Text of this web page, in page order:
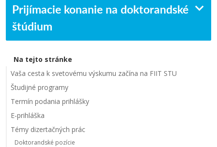
Prijímacie konanie na doktorandské
štúdium
Na tejto stránke
Vaša cesta k svetovému výskumu začína na FIIT STU
Študijné programy
Termín podania prihlášky
E-prihláška
Témy dizertačných prác
Doktorandské pozície